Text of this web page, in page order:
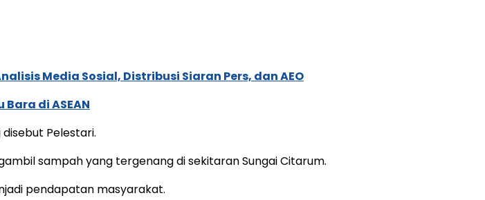
Media Sosial, Distribusi Siaran Pers, dan AEO
di ASEAN
Pelestari.
sampah yang tergenang di sekitaran Sungai Citarum.
pendapatan masyarakat.